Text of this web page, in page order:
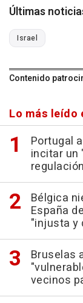
Últimas
Israel
Contenido
Lo más leído
Portugal
incitar un
Bélgica
España
"injusta y
Bruselas
vecinos